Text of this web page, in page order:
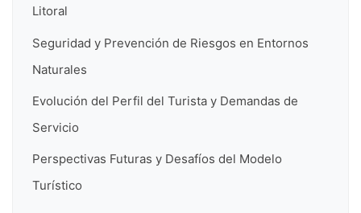
Litoral
Seguridad y Prevención de Riesgos en Entornos
Naturales
Evolución del Perfil del Turista y Demandas de
Servicio
Perspectivas Futuras y Desafíos del Modelo
Turístico